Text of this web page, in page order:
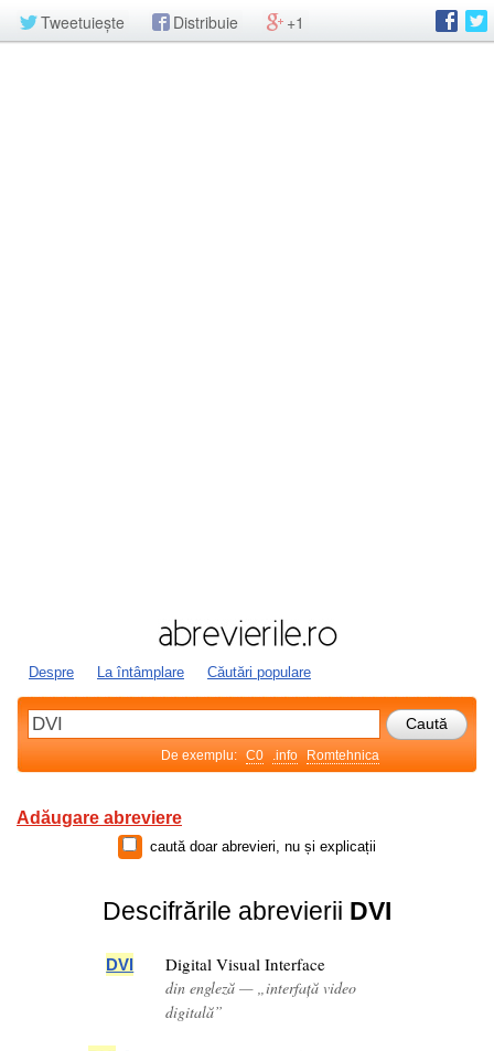
Tweetuiește Distribuie +1
Despre La întâmplare Căutări populare
De exemplu: C0 .info Romtehnica
Adăugare abreviere
caută doar abrevieri, nu și explicații
Descifrările abrevierii DVI
DVI Digital Visual Interface
din engleză — „interfață video
digitală”